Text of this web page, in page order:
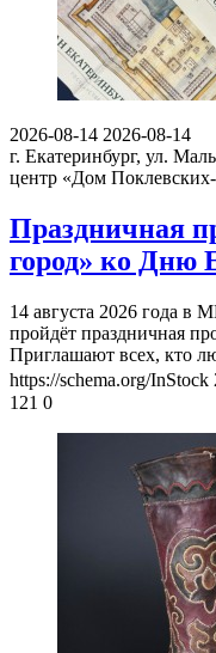
2026-08-14 2026-08-14
г. Екатеринбург, ул.
центр «Дом
Праздничная
город» ко Дню
14 августа 2026 года в
пройдёт праздничная
Приглашают всех, кто
https://schema.org/InStock
121 0